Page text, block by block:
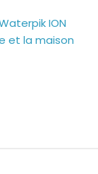
ION
et la maison